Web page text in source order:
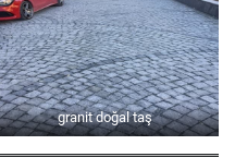
granit doğal taş